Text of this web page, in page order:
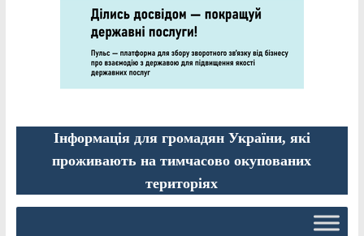
Інформація для громадян України, які
проживають на тимчасово окупованих
територіях